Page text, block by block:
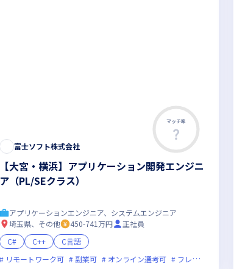
新技術に積極的 女性エンジニアが活躍中
マッチ率
富士ソフト株式会社
【大宮・横浜】アプリケーション開発エンジニ
ア（PL/SEクラス）
アプリケーションエンジニア、システムエンジニア
埼玉県、その他
450-741万円
正社員
C#
C++
C言語
リモートワーク可
副業可 オンライン選考可 フレックス制度あり